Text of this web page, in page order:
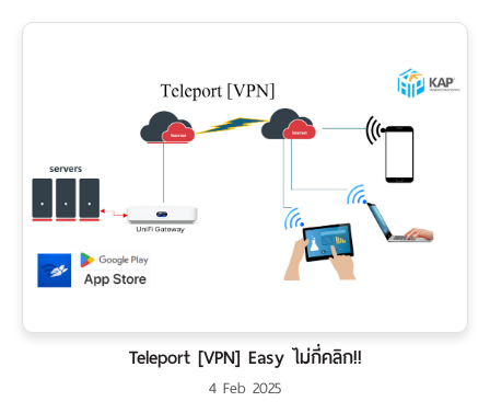
Teleport [VPN] Easy ไม่กี่คลิก!!
4 Feb 2025